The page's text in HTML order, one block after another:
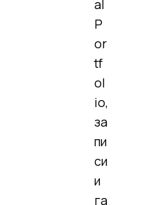
и услуги
Сертификаты
Оборудование
Запасные части
производства